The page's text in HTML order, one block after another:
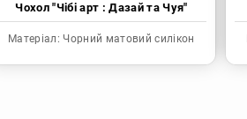
Чохол "Чібі арт : Дазай та Чуя"
Матеріал: Чорний матовий силікон